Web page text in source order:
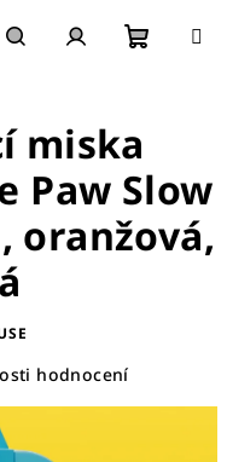
košík
miska
Paw Slow
oranžová,
hodnocení